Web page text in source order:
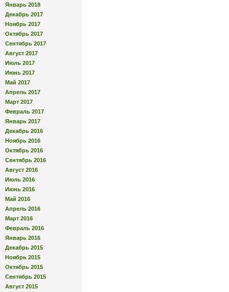
Январь 2018
Декабрь 2017
Ноябрь 2017
Октябрь 2017
Сентябрь 2017
Август 2017
Июль 2017
Июнь 2017
Май 2017
Апрель 2017
Март 2017
Февраль 2017
Январь 2017
Декабрь 2016
Ноябрь 2016
Октябрь 2016
Сентябрь 2016
Август 2016
Июль 2016
Июнь 2016
Май 2016
Апрель 2016
Март 2016
Февраль 2016
Январь 2016
Декабрь 2015
Ноябрь 2015
Октябрь 2015
Сентябрь 2015
Август 2015